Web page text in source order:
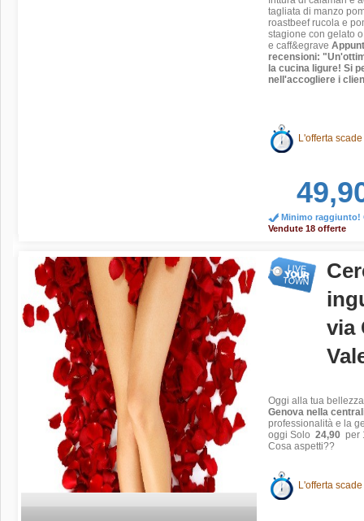
tagliata di manzo
roastbeef rucola e
stagione con gelato
e caff&egrave
recensioni:
la cucina ligure! Si
nell'accogliere i
L'offerta
Minimo raggiunto!
Vendute 18 offerte
via
Oggi alla tua
Genova nella
professionalità e la
oggi Solo 24,90 per
Cosa aspetti??
L'offerta